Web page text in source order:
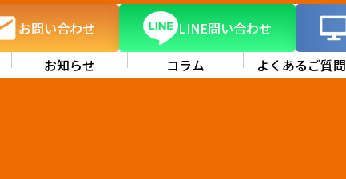
お問い合わせ LINE問い合わせ
お知らせ コラム よくあるご質問